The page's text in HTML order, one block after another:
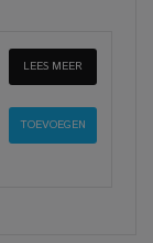
LEES MEER